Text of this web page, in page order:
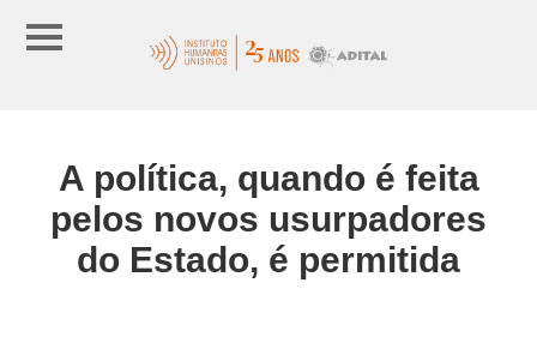
A política, quando é feita
pelos novos usurpadores
do Estado, é permitida